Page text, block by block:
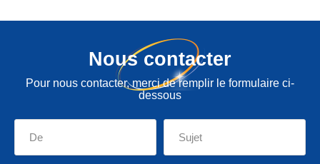
Nous contacter
Pour nous contacter, merci de remplir le formulaire ci-
dessous